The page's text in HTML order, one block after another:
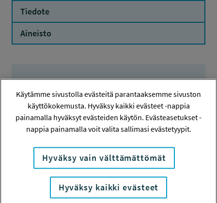
Tiedote
Aineisto
Hanketiedot
HANKENUMERO
230061
HAKIJA
Hilla Back
TOTEUTTAJA
Hilla Back
Käytämme sivustolla evästeitä parantaaksemme sivuston
käyttökokemusta. Hyväksy kaikki evästeet -nappia
painamalla hyväksyt evästeiden käytön. Evästeasetukset -
nappia painamalla voit valita sallimasi evästetyypit.
Hyväksy vain välttämättömät
Hyväksy kaikki evästeet